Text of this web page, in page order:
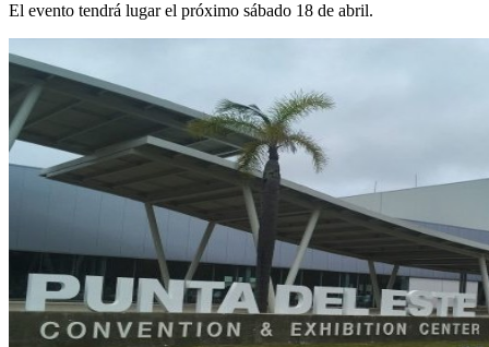
El evento tendrá lugar el próximo sábado 18 de abril.